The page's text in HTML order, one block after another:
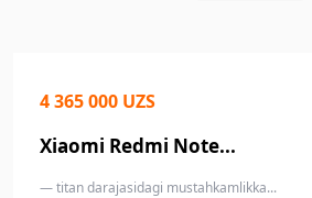
4 365 000 UZS
Xiaomi Redmi Note...
— titan darajasidagi mustahkamlikka...